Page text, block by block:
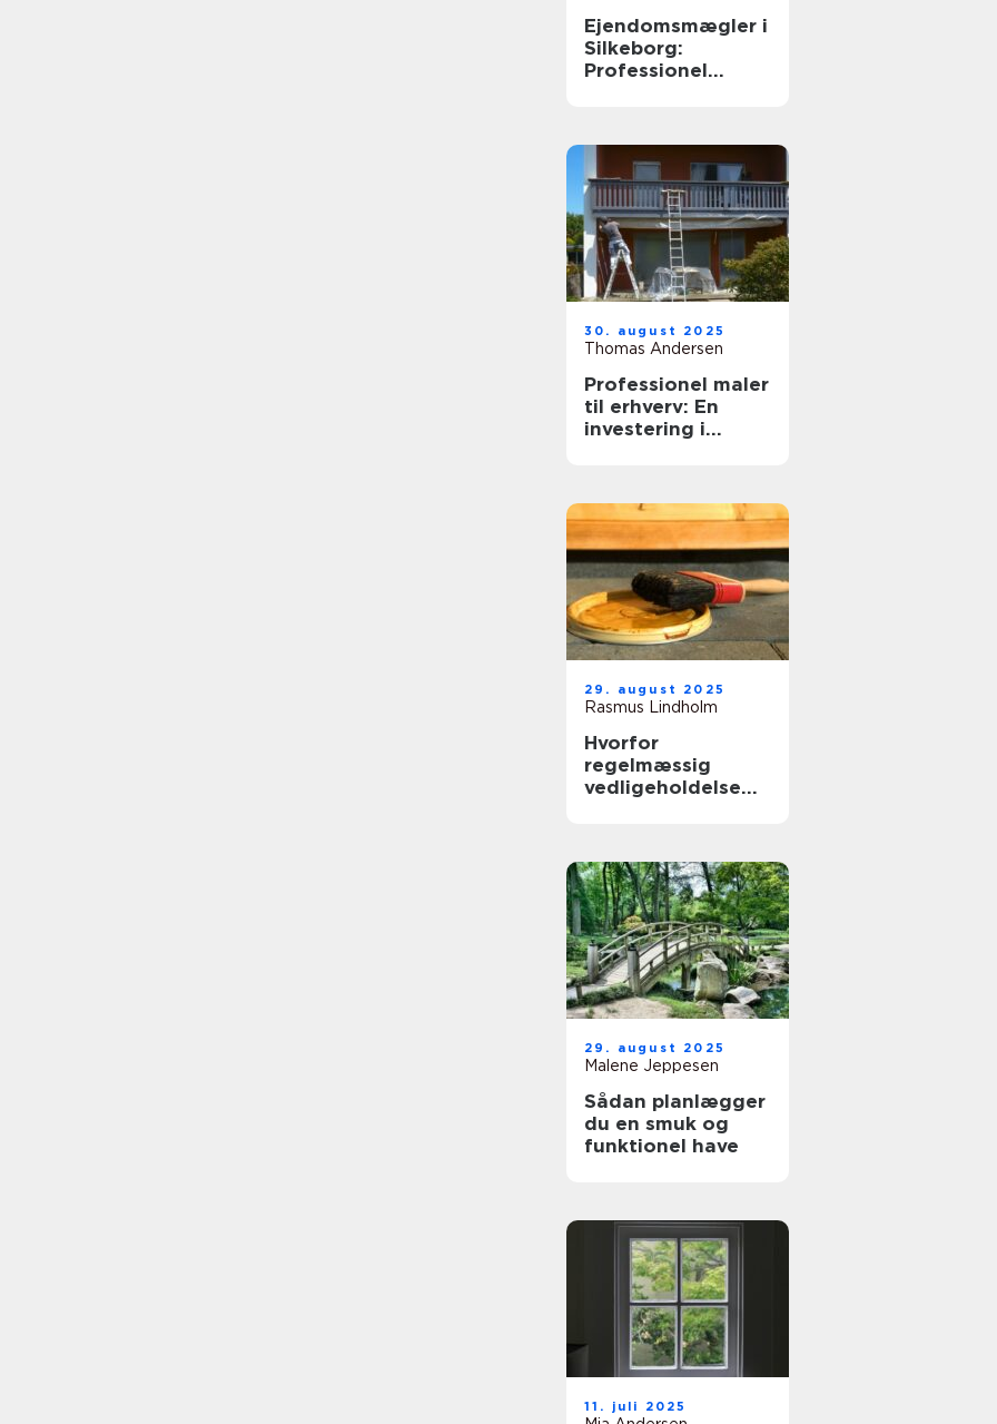
Ejendomsmægler i
Silkeborg:
Professionel
30. august 2025
Thomas Andersen
Professionel maler
til erhverv: En
investering i
29. august 2025
Rasmus Lindholm
Hvorfor
regelmæssig
vedligeholdelse
29. august 2025
Malene Jeppesen
Sådan planlægger
du en smuk og
funktionel have
11. juli 2025